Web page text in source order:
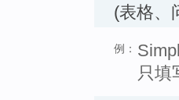
(表格、
例：
只填